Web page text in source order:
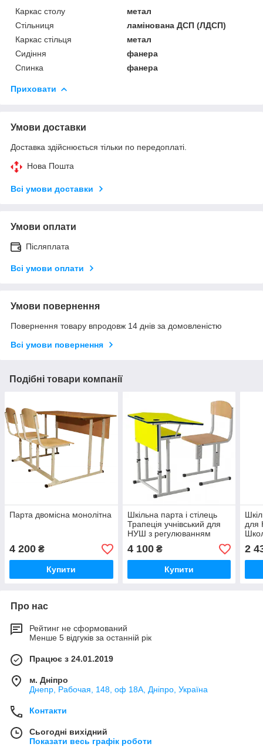
Каркас столу
метал
Стільниця
ламінована ДСП (ЛДСП)
Каркас стільця
метал
Сидіння
фанера
Спинка
фанера
Приховати
Умови доставки
Доставка здійснюється тільки по передоплаті.
Нова Пошта
Всі умови доставки
Умови оплати
Післяплата
Всі умови оплати
Умови повернення
Повернення товару впродовж 14 днів за домовленістю
Всі умови повернення
Подібні товари компанії
Парта двомісна монолітна
4 200 ₴
Купити
Шкільна парта і стілець
Трапеція учнівський для
НУШ з регулюванням
висоти, комплект меблів
4 100₴
Купити
для
2
Про нас
Рейтинг не сформований
Менше 5 відгуків за останній рік
Працює з 24.01.2019
м. Дніпро
Днепр, Рабочая, 148, оф 18А, Дніпро, Україна
Контакти
Сьогодні вихідний
Показати весь графік роботи